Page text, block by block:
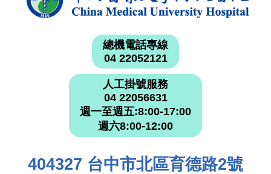
總機電話專線
04 22052121
人工掛號服務
04 22056631
週一至週五:8:00-17:00
週六8:00-12:00
404327 台中市北區育德路2號